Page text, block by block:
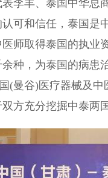
丰、泰国中华总
可和信任，泰国是
师取得泰国的执业
种，为泰国的病
(曼谷)医疗器械及
方充分挖掘中泰两